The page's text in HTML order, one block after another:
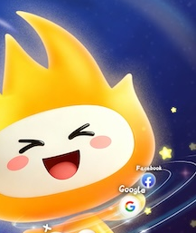
支持
反对 [0]
支持[0] 反对[0]